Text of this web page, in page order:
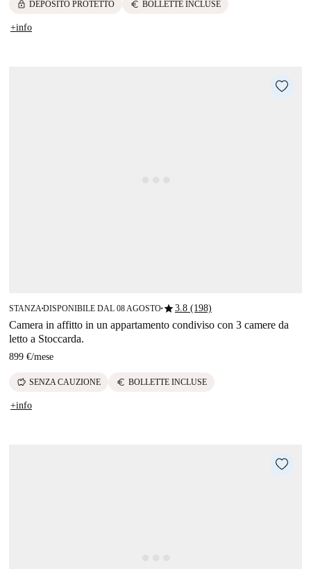
lock DEPOSITO PROTETTO euro BOLLETTE INCLUSE
+info
STANZA■DISPONIBILE DAL 08 AGOSTO■star3.8 (198)
Camera in affitto in un appartamento condiviso con 3 camere da
letto a Stoccarda.
899 €/mese
savings SENZA CAUZIONE euro BOLLETTE INCLUSE
+info